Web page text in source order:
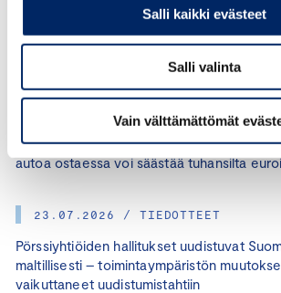
Salli kaikki evästeet
Salli valinta
Vain välttämättömät
05.08.2026 / TIEDOTTEET
Keskuskauppakamari: Naisten osuus
hallituksen jäsenistä laski 27 prosenttiin
28.07.2026 / TIEDOTTEET
Autokuume voi yllättää – huolellinen
autoa ostaessa voi säästää tuhansilta
23.07.2026 / TIEDOTTEET
Pörssiyhtiöiden hallitukset uudistuvat
maltillisesti – toimintaympäristön
vaikuttaneet uudistumistahtiin